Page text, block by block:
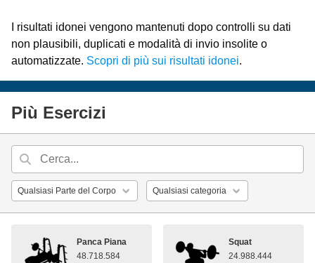
I risultati idonei vengono mantenuti dopo controlli su dati
non plausibili, duplicati e modalità di invio insolite o
automatizzate. Scopri di più sui risultati idonei.
Più Esercizi
Panca Piana
48.718.584
Squat
24.988.444